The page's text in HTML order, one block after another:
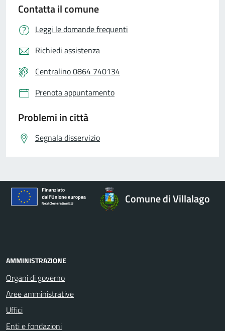
Contatta il comune
Leggi le domande frequenti
Richiedi assistenza
Centralino 0864 740134
Prenota appuntamento
Problemi in città
Segnala disservizio
Comune di Villalago
AMMINISTRAZIONE
Organi di governo
Aree amministrative
Uffici
Enti e fondazioni